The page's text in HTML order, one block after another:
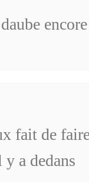
fait de
y a dedans